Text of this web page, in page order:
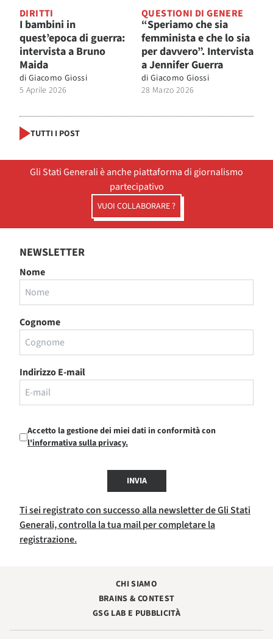
DIRITTI
I bambini in
quest’epoca di guerra:
intervista a Bruno
Maida
di Giacomo Giossi
5 Aprile 2026
QUESTIONI DI GENERE
“Speriamo che sia
femminista e che lo sia
per davvero”. Intervista
a Jennifer Guerra
di Giacomo Giossi
28 Marzo 2026
TUTTI I POST
Gli Stati Generali è anche piattaforma di giornalismo
partecipativo
VUOI COLLABORARE ?
NEWSLETTER
Nome
Cognome
Indirizzo E-mail
Accetto la gestione dei miei dati in conformità con
l'informativa sulla privacy.
INVIA
Ti sei registrato con successo alla newsletter de Gli Stati
Generali, controlla la tua mail per completare la
registrazione.
CHI SIAMO
BRAINS & CONTEST
GSG LAB E PUBBLICITÀ